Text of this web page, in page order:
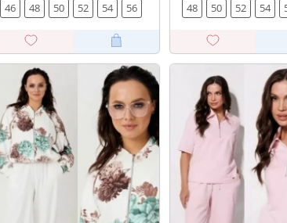
46
48 50 52 54 56
48
50 52 54